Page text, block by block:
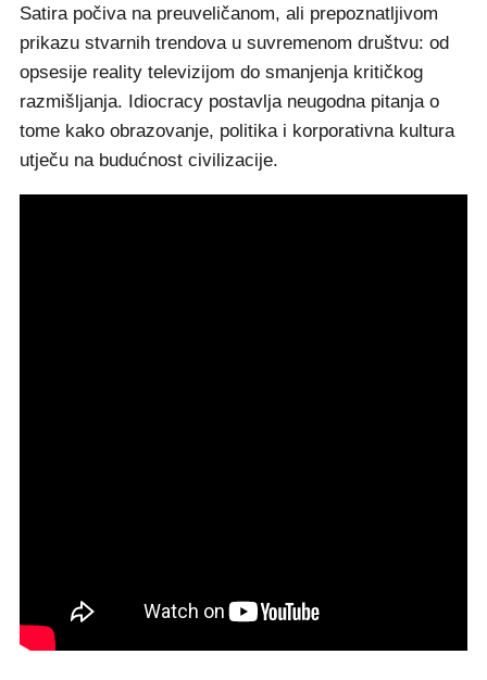
Satira počiva na preuveličanom, ali prepoznatljivom
prikazu stvarnih trendova u suvremenom društvu: od
opsesije reality televizijom do smanjenja kritičkog
razmišljanja. Idiocracy postavlja neugodna pitanja o
tome kako obrazovanje, politika i korporativna kultura
utječu na budućnost civilizacije.